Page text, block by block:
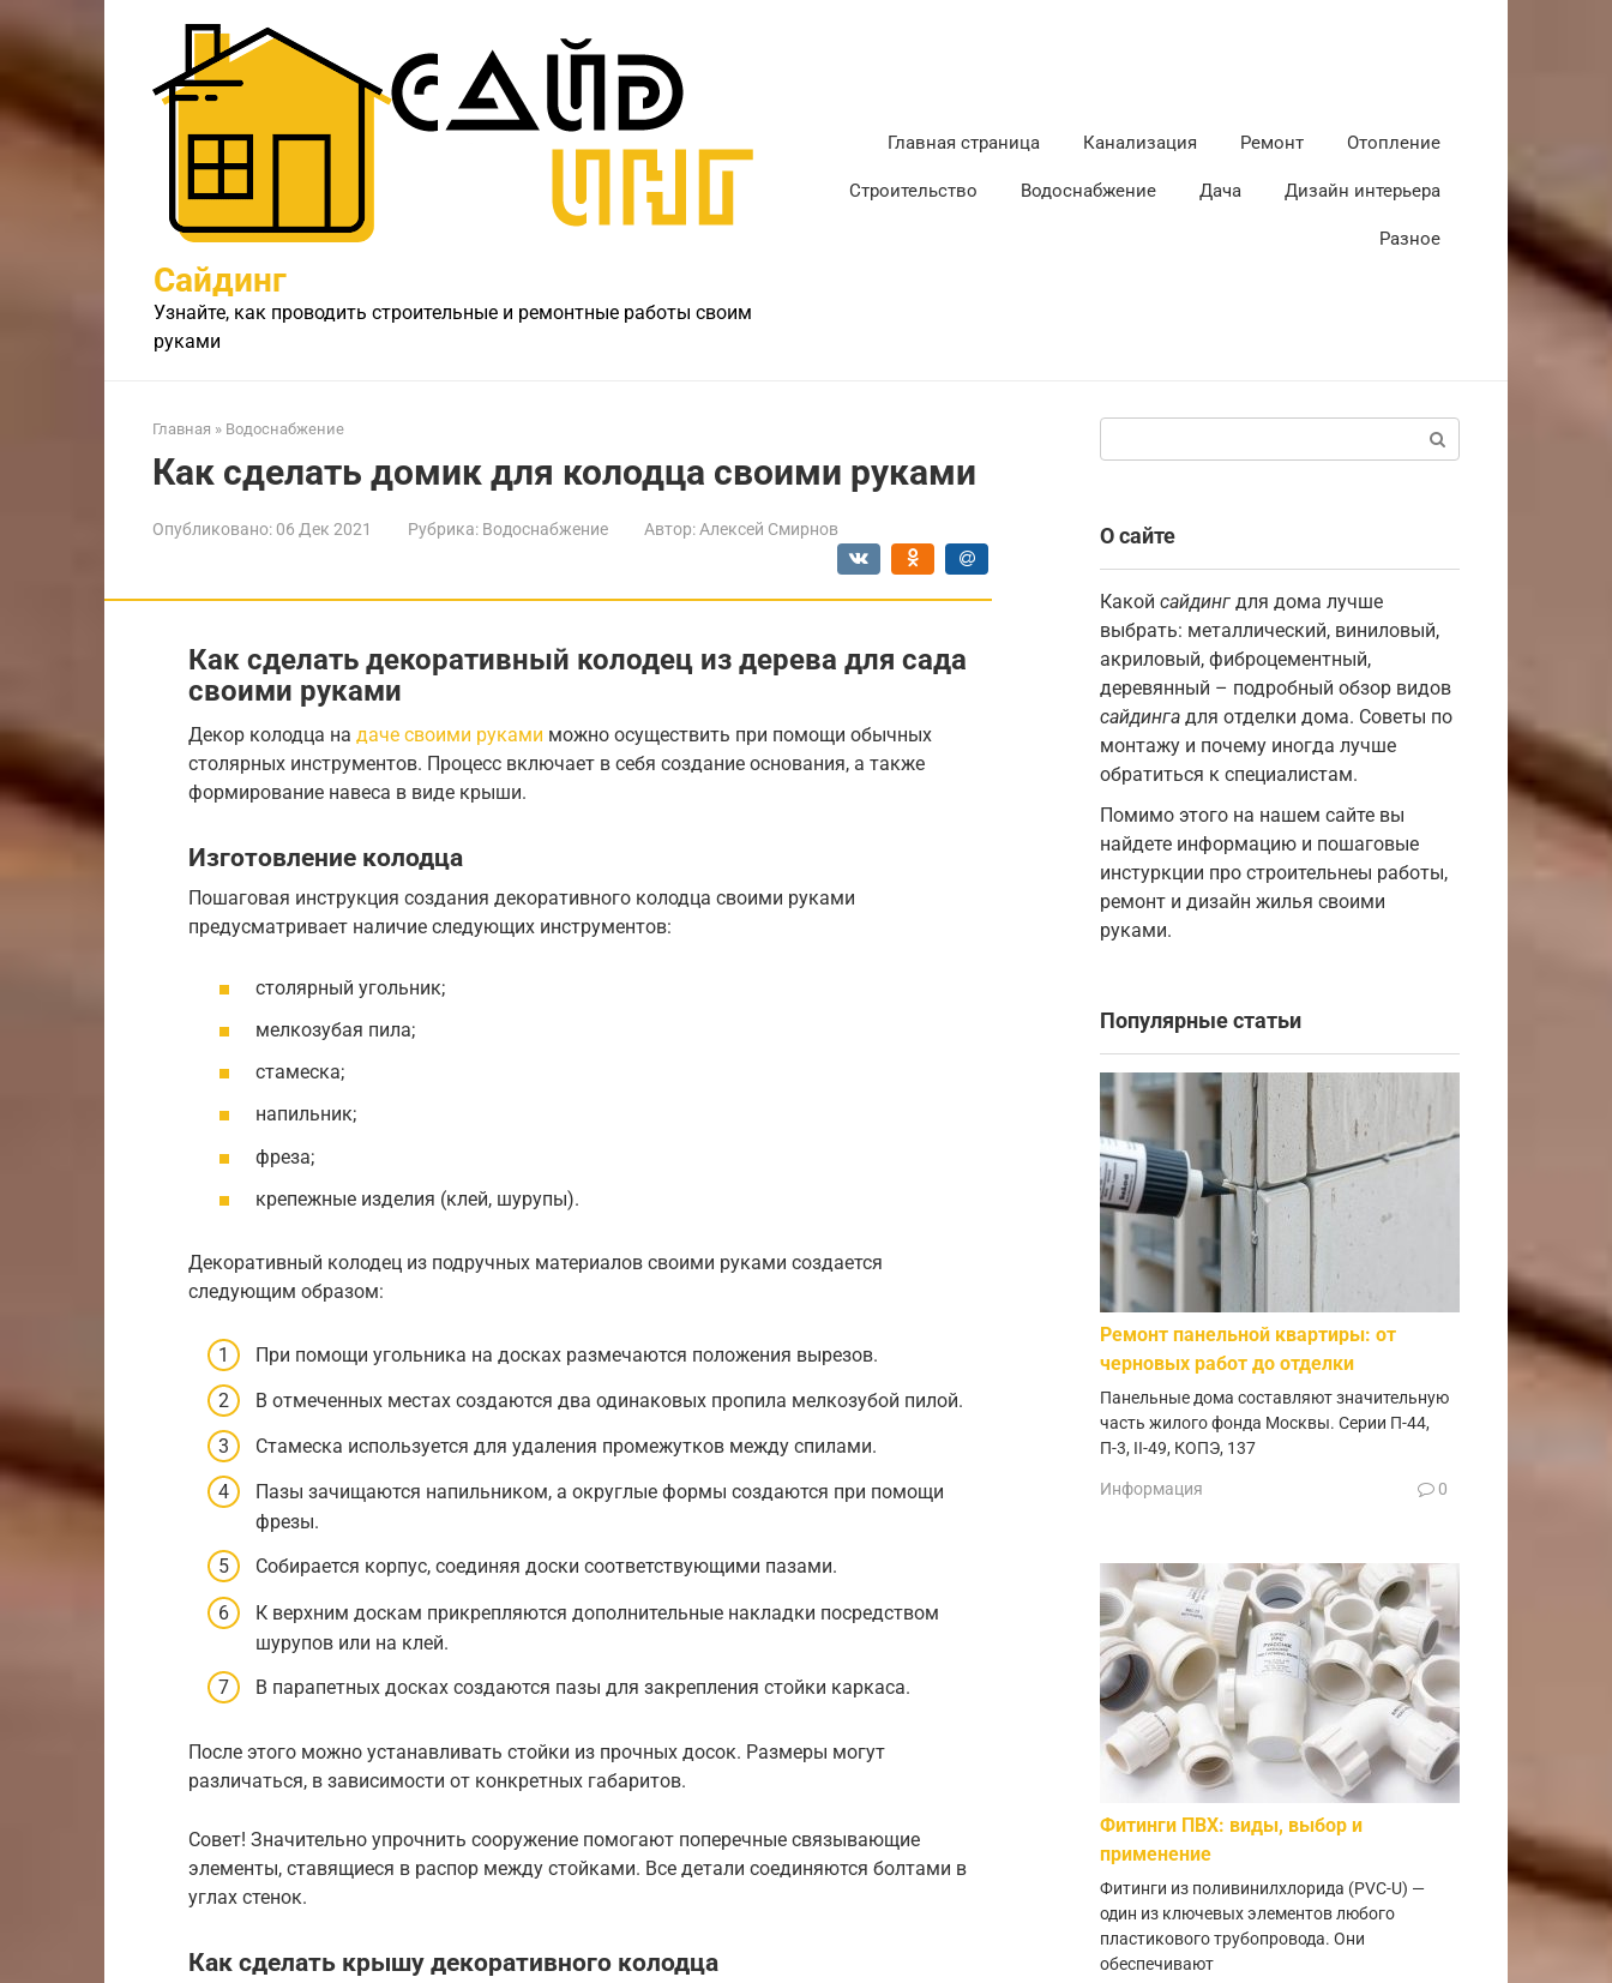
контенту
Сайдинг
Узнайте, как проводить строительные и ремонтные работы своим
руками
Главная страница Канализация Ремонт Отопление
Строительство Водоснабжение Дача Дизайн интерьера
Разное
Главная » Водоснабжение
Как сделать домик для колодца своими руками
Опубликовано: 06 Дек 2021 Рубрика: Водоснабжение Автор: Алексей Смирнов
Как сделать декоративный колодец из дерева для сада
своими руками
Декор колодца на даче своими руками можно осуществить при помощи обычных
столярных инструментов. Процесс включает в себя создание основания, а также
формирование навеса в виде крыши.
Изготовление колодца
Пошаговая инструкция создания декоративного колодца своими руками
предусматривает наличие следующих инструментов:
столярный угольник;
мелкозубая пила;
стамеска;
напильник;
фреза;
крепежные изделия (клей, шурупы).
Декоративный колодец из подручных материалов своими руками создается
следующим образом:
При помощи угольника на досках размечаются положения вырезов.
В отмеченных местах создаются два одинаковых пропила мелкозубой пилой.
Стамеска используется для удаления промежутков между спилами.
Пазы зачищаются напильником, а округлые формы создаются при помощи
фрезы.
Собирается корпус, соединяя доски соответствующими пазами.
К верхним доскам прикрепляются дополнительные накладки посредством
шурупов или на клей.
В парапетных досках создаются пазы для закрепления стойки каркаса.
После этого можно устанавливать стойки из прочных досок. Размеры могут
различаться, в зависимости от конкретных габаритов.
Совет! Значительно упрочнить сооружение помогают поперечные связывающие
элементы, ставящиеся в распор между стойками. Все детали соединяются болтами в
углах стенок.
Как сделать крышу декоративного колодца
О сайте
Какой сайдинг для дома лучше
выбрать: металлический, виниловый,
акриловый, фиброцементный,
деревянный – подробный обзор видов
сайдинга для отделки дома. Советы по
монтажу и почему иногда лучше
обратиться к специалистам.
Помимо этого на нашем сайте вы
найдете информацию и пошаговые
инстуркции про строительнеы работы,
ремонт и дизайн жилья своими
руками.
Популярные статьи
Ремонт панельной квартиры: от
черновых работ до отделки
Панельные дома составляют значительную
часть жилого фонда Москвы. Серии П-44,
П-3, II-49, КОПЭ, 137
Информация 0
Фитинги ПВХ: виды, выбор и
применение
Фитинги из поливинилхлорида (PVC-U) —
один из ключевых элементов любого
пластикового трубопровода. Они
обеспечивают